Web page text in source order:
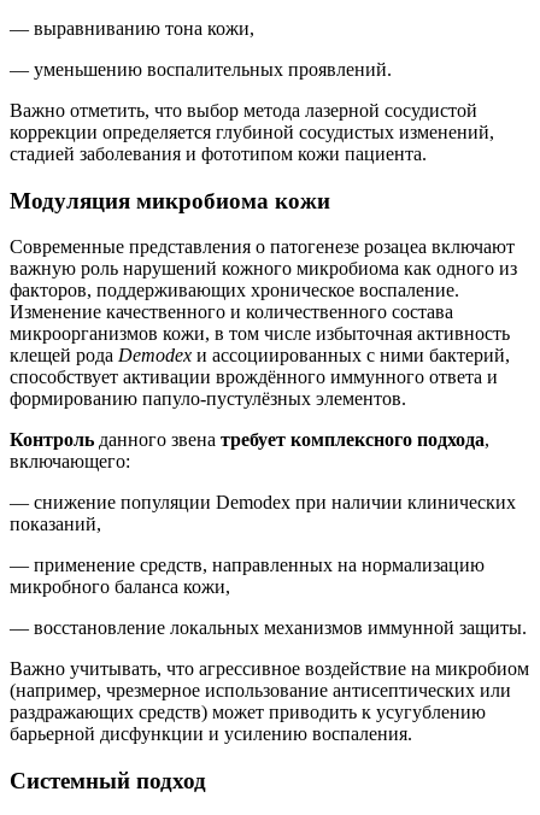
— выравниванию тона кожи,
— уменьшению воспалительных проявлений.
Важно отметить, что выбор метода лазерной сосудистой
коррекции определяется глубиной сосудистых изменений,
стадией заболевания и фототипом кожи пациента.
Модуляция микробиома кожи
Современные представления о патогенезе розацеа включают
важную роль нарушений кожного микробиома как одного из
факторов, поддерживающих хроническое воспаление.
Изменение качественного и количественного состава
микроорганизмов кожи, в том числе избыточная активность
клещей рода Demodex и ассоциированных с ними бактерий,
способствует активации врождённого иммунного ответа и
формированию папуло-пустулёзных элементов.
Контроль данного звена требует комплексного подхода,
включающего:
— снижение популяции Demodex при наличии клинических
показаний,
— применение средств, направленных на нормализацию
микробного баланса кожи,
— восстановление локальных механизмов иммунной защиты.
Важно учитывать, что агрессивное воздействие на микробиом
(например, чрезмерное использование антисептических или
раздражающих средств) может приводить к усугублению
барьерной дисфункции и усилению воспаления.
Системный подход